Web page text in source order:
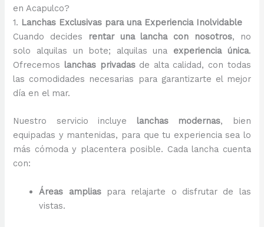
en Acapulco?
1. Lanchas Exclusivas para una Experiencia Inolvidable
Cuando decides
rentar una lancha con nosotros, no
solo alquilas un bote; alquilas una experiencia única.
Ofrecemos lanchas privadasde alta calidad, con todas
las comodidades necesarias para garantizarte el mejor
día en el mar.
Nuestro servicio incluye lanchas modernas, bien
equipadas y mantenidas, para que tu experiencia sea lo
más cómoda y placentera posible. Cada lancha cuenta
con:
Áreas ampliaspara relajarte o disfrutar de las
vistas.